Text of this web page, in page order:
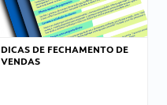
DICAS DE FECHAMENTO DE
VENDAS